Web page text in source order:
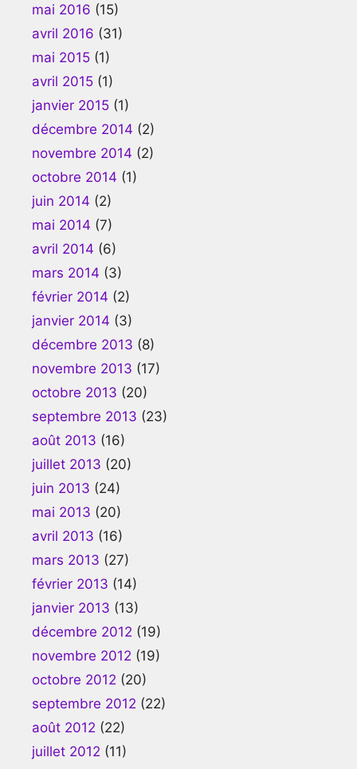
mai 2016 (15)
avril 2016 (31)
mai 2015 (1)
avril 2015 (1)
janvier 2015 (1)
décembre 2014 (2)
novembre 2014 (2)
octobre 2014 (1)
juin 2014 (2)
mai 2014 (7)
avril 2014 (6)
mars 2014 (3)
février 2014 (2)
janvier 2014 (3)
décembre 2013 (8)
novembre 2013 (17)
octobre 2013 (20)
septembre 2013 (23)
août 2013 (16)
juillet 2013 (20)
juin 2013 (24)
mai 2013 (20)
avril 2013 (16)
mars 2013 (27)
février 2013 (14)
janvier 2013 (13)
décembre 2012 (19)
novembre 2012 (19)
octobre 2012 (20)
septembre 2012 (22)
août 2012 (22)
juillet 2012 (11)